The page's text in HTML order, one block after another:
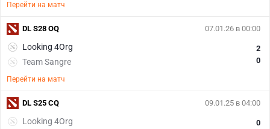
Перейти на матч
07.01.26 в 00:00
Looking 4Org
Team Sangre
2
0
Перейти на матч
DL S28 OQ
09.01.25 в 04:00
Looking 4Org
0
DL S25 CQ